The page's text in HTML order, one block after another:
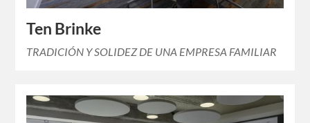
Ten Brinke
TRADICIÓN Y SOLIDEZ DE UNA EMPRESA FAMILIAR